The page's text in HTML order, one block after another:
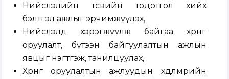
Нийслэлийн төсвийн тодотгол хийх
бэлтгэл ажлыг эрчимжүүлэх,
Нийслэлд хэрэгжүүлж байгаа хөрөнгө
оруулалт, бүтээн байгуулалтын ажлын
явцыг нэгтгэж, танилцуулах,
Хөрөнгө оруулалтын ажлуудын хөдөлмөрийн